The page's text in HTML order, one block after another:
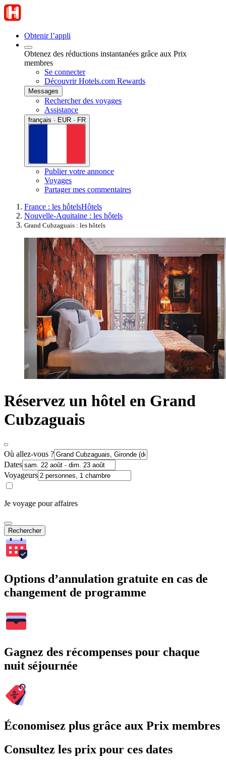
Obtenir l’appli
Obtenez des réductions instantanées grâce aux Prix
membres
Se connecter
Découvrir Hotels.com Rewards
Messages
Rechercher des voyages
Assistance
français · EUR · FR
Publier votre annonce
Voyages
Partager mes commentaires
France : les hôtelsHôtels
Nouvelle-Aquitaine : les hôtels
Grand Cubzaguais : les hôtels
Réservez un hôtel en Grand
Cubzaguais
Où allez-vous ?
Dates
Voyageurs
Je voyage pour affaires
Rechercher
Options d’annulation gratuite en cas de
changement de programme
Gagnez des récompenses pour chaque
nuit séjournée
Économisez plus grâce aux Prix membres
Consultez les prix pour ces dates